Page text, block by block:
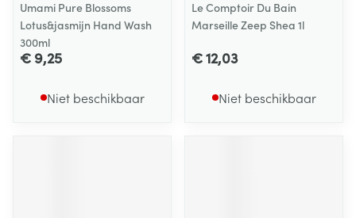
Umami Pure Blossoms
Lotus&jasmijn Hand Wash
300ml
€ 9,25
Niet beschikbaar
Le Comptoir Du Bain
Marseille Zeep Shea 1l
€ 12,03
Niet beschikbaar